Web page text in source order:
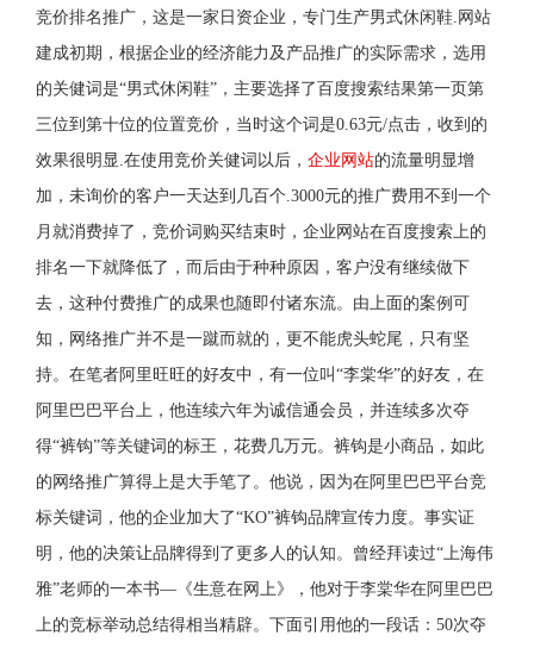
竞价排名推广，这是一家日资企业，专门生产男式休闲鞋.网站
建成初期，根据企业的经济能力及产品推广的实际需求，选用
的关健词是“男式休闲鞋”，主要选择了百度搜索结果第一页第
三位到第十位的位置竞价，当时这个词是0.63元/点击，收到的
效果很明显.在使用竞价关健词以后， 企业网站的流量明显增
加，未询价的客户一天达到几百个.3000元的推广费用不到一个
月就消费掉了，竞价词购买结束时，企业网站在百度搜索上的
排名一下就降低了，而后由于种种原因，客户没有继续做下
去，这种付费推广的成果也随即付诸东流。由上面的案例可
知，网络推广并不是一蹴而就的，更不能虎头蛇尾，只有坚
持。在笔者阿里旺旺的好友中，有一位叫“李棠华”的好友，在
阿里巴巴平台上，他连续六年为诚信通会员，并连续多次夺
得“裤钩”等关键词的标王，花费几万元。裤钩是小商品，如此
的网络推广算得上是大手笔了。他说，因为在阿里巴巴平台竞
标关键词，他的企业加大了“KO”裤钩品牌宣传力度。事实证
明，他的决策让品牌得到了更多人的认知。曾经拜读过“上海伟
雅”老师的一本书—《生意在网上》，他对于李棠华在阿里巴巴
上的竞标举动总结得相当精辟。下面引用他的一段话：50次夺